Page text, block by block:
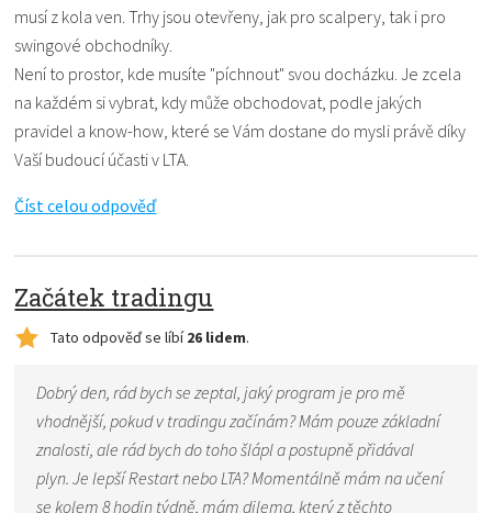
musí z kola ven. Trhy jsou otevřeny, jak pro scalpery, tak i pro
swingové obchodníky.
Není to prostor, kde musíte "píchnout" svou docházku. Je zcela
na každém si vybrat, kdy může obchodovat, podle jakých
pravidel a know-how, které se Vám dostane do mysli právě díky
Vaší budoucí účasti v LTA.
Číst celou odpověď
Tato odpověď se líbí26 lidem.
Začátek tradingu
Dobrý den, rád bych se zeptal, jaký program je pro mě
vhodnější, pokud v tradingu začínám? Mám pouze základní
znalosti, ale rád bych do toho šlápl a postupně přidával
plyn. Je lepší Restart nebo LTA? Momentálně mám na učení
se kolem 8 hodin týdně, mám dilema, který z těchto